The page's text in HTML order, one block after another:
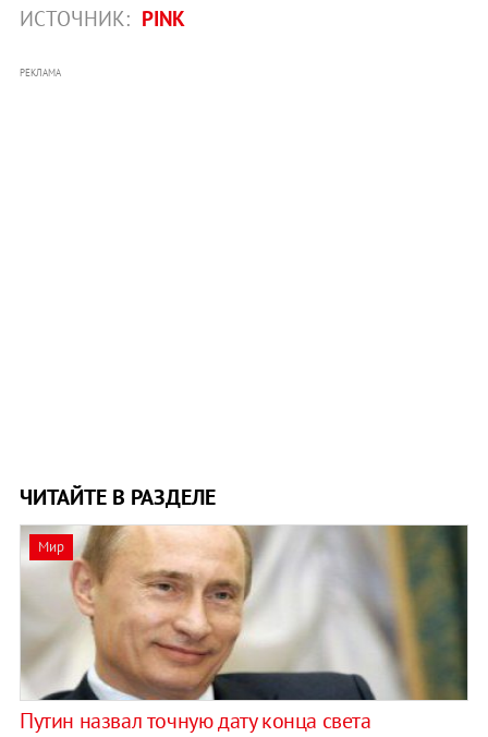
ИСТОЧНИК: PINK
РЕКЛАМА
ЧИТАЙТЕ В РАЗДЕЛЕ
Мир
Путин назвал точную дату конца света